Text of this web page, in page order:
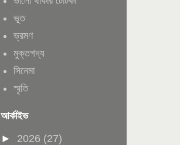
ভূত
ভ্রমণ
মুক্তগদ্য
সিনেমা
স্মৃতি
আর্কাইভ
► 2026 (27)